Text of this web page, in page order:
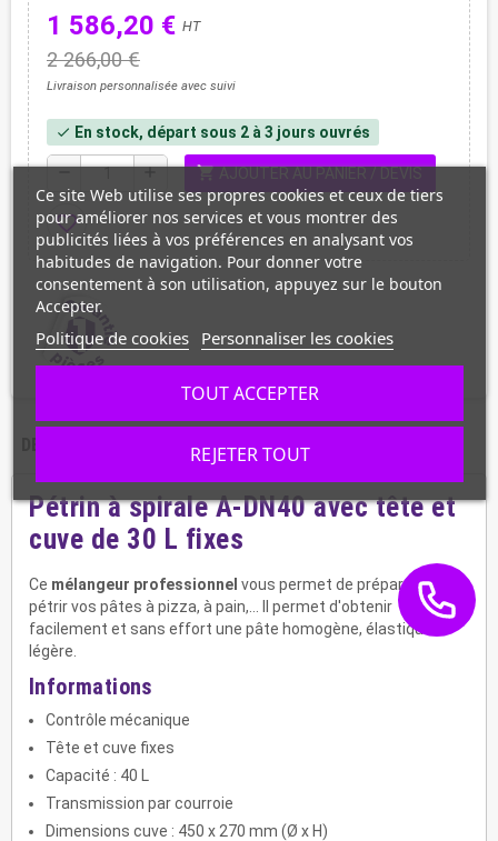
1 586,20 € HT
2 266,00 €
Livraison personnalisée avec suivi
check En stock, départ sous 2 à 3 jours ouvrés
remove add shopping_cartAJOUTER AU PANIER / DEVIS
favorite_border
CARACTÉRISTIQUES
Pétrin à spirale A-DN40 avec tête et
cuve de 30 L fixes
Ce mélangeur professionnel vous permet de préparer et
pétrir vos pâtes à pizza, à pain,... Il permet d'obtenir
facilement et sans effort une pâte homogène, élastique et
légère.
Informations
Contrôle mécanique
Tête et cuve fixes
Capacité : 40 L
Transmission par courroie
Dimensions cuve : 450 x 270 mm (Ø x H)
Ce site Web utilise ses propres cookies et ceux de tiers
pour améliorer nos services et vous montrer des
publicités liées à vos préférences en analysant vos
habitudes de navigation. Pour donner votre
consentement à son utilisation, appuyez sur le bouton
Accepter.
Politique de cookies Personnaliser les cookies
REJETER TOUT
TOUT ACCEPTER